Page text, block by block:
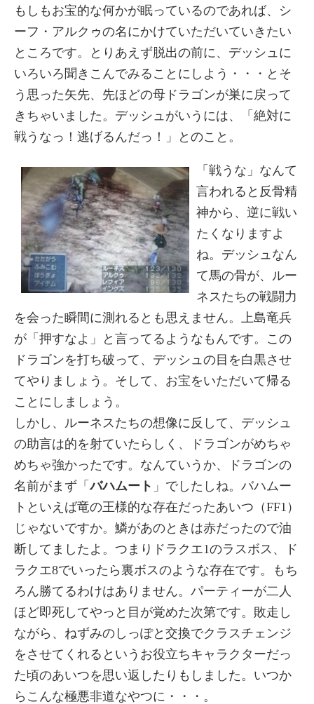
もしもお宝的な何かが眠っているのであれば、シ
ーフ・アルクゥの名にかけていただいていきたい
ところです。とりあえず脱出の前に、デッシュに
いろいろ聞きこんでみることにしよう・・・とそ
う思った矢先、先ほどの母ドラゴンが巣に戻って
きちゃいました。デッシュがいうには、「絶対に
戦うなっ！逃げるんだっ！」とのこと。
「戦うな」なんて
言われると反骨精
神から、逆に戦い
たくなりますよ
ね。デッシュなん
て馬の骨が、ルー
ネスたちの戦闘力
を会った瞬間に測れるとも思えません。上島竜兵
が「押すなよ」と言ってるようなもんです。この
ドラゴンを打ち破って、デッシュの目を白黒させ
てやりましょう。そして、お宝をいただいて帰る
ことにしましょう。
しかし、ルーネスたちの想像に反して、デッシュ
の助言は的を射ていたらしく、ドラゴンがめちゃ
めちゃ強かったです。なんていうか、ドラゴンの
名前がまず「バハムート 」でしたしね。バハムー
トといえば竜の王様的な存在だったあいつ（FF1）
じゃないですか。鱗があのときは赤だったので油
断してましたよ。つまりドラクエ1のラスボス、ド
ラクエ8でいったら裏ボスのような存在です。もち
ろん勝てるわけはありません。パーティーが二人
ほど即死してやっと目が覚めた次第です。敗走し
ながら、ねずみのしっぽと交換でクラスチェンジ
をさせてくれるというお役立ちキャラクターだっ
た頃のあいつを思い返したりもしました。いつか
らこんな極悪非道なやつに・・・。